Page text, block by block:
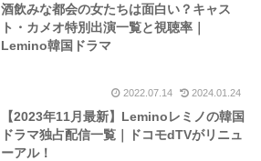
酒飲みな都会の女たちは面白い？キャス
ト・カメオ特別出演一覧と視聴率｜
Lemino韓国ドラマ
2022.07.14 2024.01.24
【2023年11月最新】Leminoレミノの韓国
ドラマ独占配信一覧｜ドコモdTVがリニュ
ーアル！